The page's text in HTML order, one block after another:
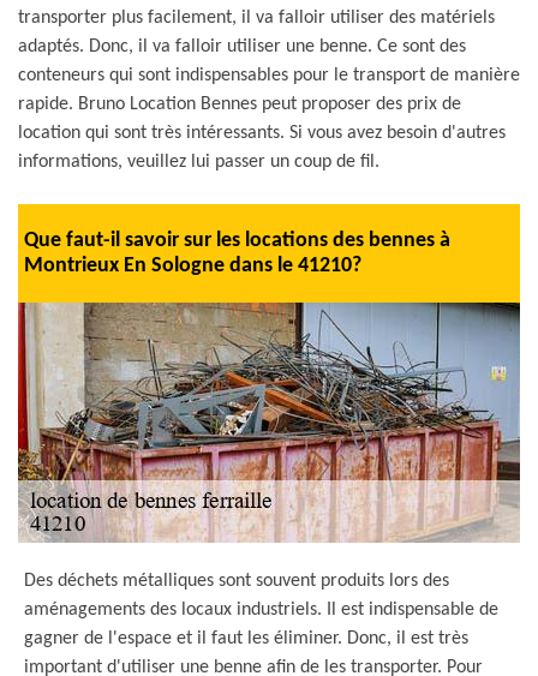
transporter plus facilement, il va falloir utiliser des matériels
adaptés. Donc, il va falloir utiliser une benne. Ce sont des
conteneurs qui sont indispensables pour le transport de manière
rapide. Bruno Location Bennes peut proposer des prix de
location qui sont très intéressants. Si vous avez besoin d'autres
informations, veuillez lui passer un coup de fil.
Que faut-il savoir sur les locations des bennes à
Montrieux En Sologne dans le 41210?
Des déchets métalliques sont souvent produits lors des
aménagements des locaux industriels. Il est indispensable de
gagner de l'espace et il faut les éliminer. Donc, il est très
important d'utiliser une benne afin de les transporter. Pour